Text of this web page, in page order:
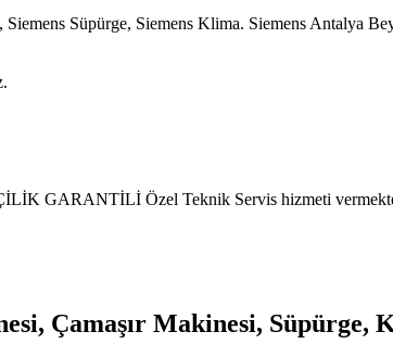
Süpürge, Siemens Klima. Siemens Antalya
GARANTİLİ Özel Teknik Servis hizmeti
Çamaşır Makinesi, Süpürge,